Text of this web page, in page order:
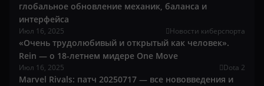
глобальное обновление механик, баланса и
интерфейса
Июл 16, 2025 Новости киберспорта
«Очень трудолюбивый и открытый как человек».
Rein — о 18-летнем мидере One Move
Июл 16, 2025 Dota 2
Marvel Rivals: патч 20250717 — все нововведения и